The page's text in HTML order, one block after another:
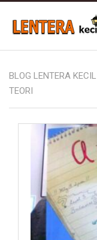
BLOG LENTERA
TEORI